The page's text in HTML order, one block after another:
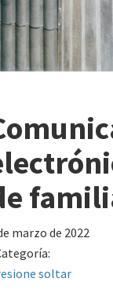
marzo de 2022
soltar